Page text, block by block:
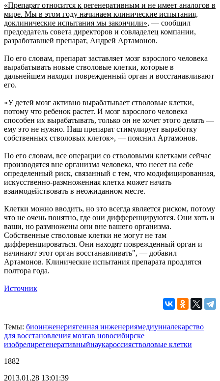
«Препарат относится к регенеративным и не имеет аналогов в
мире. Мы в этом году начинаем клинические испытания,
доклинические испытания мы закончили», — сообщил
председатель совета директоров и совладелец компании,
разработавшей препарат, Андрей Артамонов.
По его словам, препарат заставляет мозг взрослого человека
вырабатывать новые стволовые клетки, которые в
дальнейшем находят поврежденный орган и восстанавливают
его.
«У детей мозг активно вырабатывает стволовые клетки,
потому что ребенок растет. И мозг взрослого человека
способен их вырабатывать, только он не хочет этого делать —
ему это не нужно. Наш препарат стимулирует выработку
собственных стволовых клеток», — пояснил Артамонов.
По его словам, все операции со стволовыми клетками сейчас
производятся вне организма человека, что несет на себе
определенный риск, связанный с тем, что модифицированная,
искусственно-размноженная клетка может начать
взаимодействовать в неожиданном месте.
Клетки можно вводить, но это всегда является риском, потому
что не очень понятно, где они дифференцируются. Они хоть и
ваши, но размножены они вне вашего организма.
Собственные стволовые клетки не могут не там
дифференцироваться. Они находят поврежденный орган и
начинают этот орган восстанавливать", — добавил
Артамонов. Клинические испытания препарата продлятся
полтора года.
Источник
Темы: биоинженериягенная инженериямедиуиналекарство
для восстановления мозгав новосибирске
изобрелирегенеративныйнаукароссиястволовые клетки
1882
2013.01.28 13:01:39